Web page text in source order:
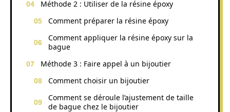
Méthode 2 : Utiliser de la résine époxy
Comment préparer la résine époxy
Comment appliquer la résine époxy sur la
bague
Méthode 3 : Faire appel à un bijoutier
Comment choisir un bijoutier
Comment se déroule l’ajustement de taille
de bague chez le bijoutier